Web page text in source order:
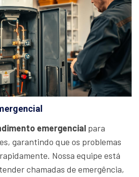
emergencial para
garantindo que os problemas
Nossa equipe está
chamadas de emergência,